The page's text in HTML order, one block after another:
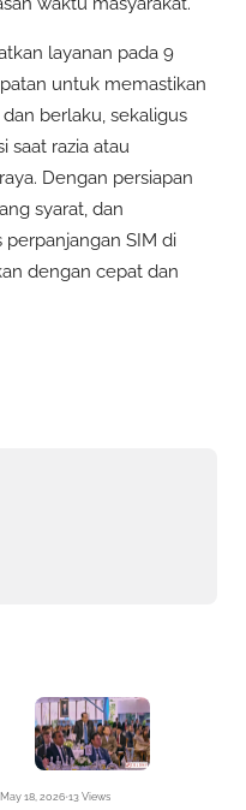
layanan pada 9
untuk memastikan
berlaku, sekaligus
saat razia atau
Dengan persiapan
syarat, dan
SIM di
dengan cepat dan
May 18, 2026•13 Views